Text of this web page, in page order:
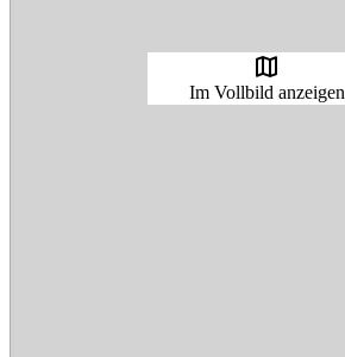
map
Im Vollbild anzeigen